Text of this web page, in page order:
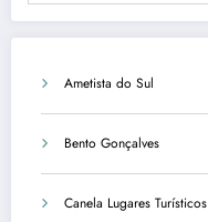
Ametista do Sul
Bento Gonçalves
Canela Lugares Turísticos